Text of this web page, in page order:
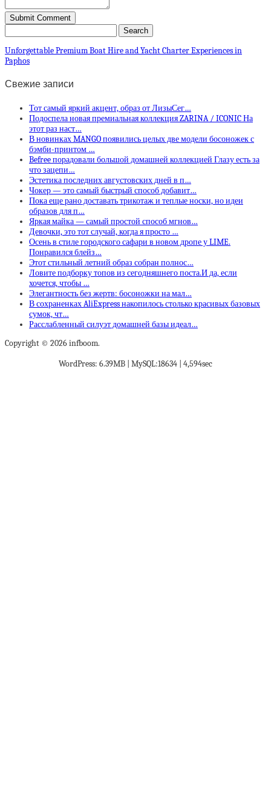
Unforgettable Premium Boat Hire and Yacht Charter Experiences in
Paphos
Свежие записи
Тот самый яркий акцент, образ от ЛизыСег…
Подоспела новая премиальная коллекция ZARINA / ICONIC На
этот раз наст…
В новинках MANGO появились целых две модели босоножек с
бэмби-принтом …
Befree порадовали большой домашней коллекцией Глазу есть за
что зацепи…
Эстетика последних августовских дней в п…
Чокер — это самый быстрый способ добавит…
Пока еще рано доставать трикотаж и теплые носки, но идеи
образов для п…
Яркая майка — самый простой способ мгнов…
Девочки, это тот случай, когда я просто …
Осень в стиле городского сафари в новом дропе у LIME.
Понравился блейз…
Этот стильный летний образ собран полнос…
Ловите подборку топов из сегодняшнего поста.И да, если
хочется, чтобы …
Элегантность без жертв: босоножки на мал…
В сохраненках AliExpress накопилось столько красивых базовых
сумок, чт…
Расслабленный силуэт домашней базы идеал…
Copyright © 2026 infboom.
WordPress: 6.39MB | MySQL:18634 | 4,594sec